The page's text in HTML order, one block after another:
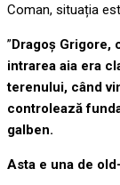
Coman, situația
”Dragoș Grigore,
intrarea aia era
terenului, când
controlează
galben.
Asta e una de